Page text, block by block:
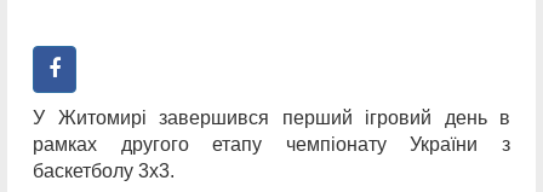
У Житомирі завершився перший ігровий день в
рамках другого етапу чемпіонату України з
баскетболу 3х3.